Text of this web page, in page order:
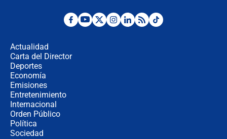
Desde dermatitis hasta infecciones:
Actualidad
Carta del Director
Deportes
Economía
Emisiones
Entretenimiento
Internacional
Orden Público
Política
Sociedad